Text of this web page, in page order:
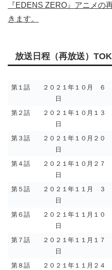
『EDENS ZERO』アニメの
きます。
放送日程（再放送）
第１話 ２０２１年１０月 ６
日
第２話 ２０２１年１０月１３
日
第３話 ２０２１年１０月２０
日
第４話 ２０２１年１０月２７
日
第５話 ２０２１年１１月 ３
日
第６話 ２０２１年１１月１０
日
第７話 ２０２１年１１月１７
日
第８話 ２０２１年１１月２４